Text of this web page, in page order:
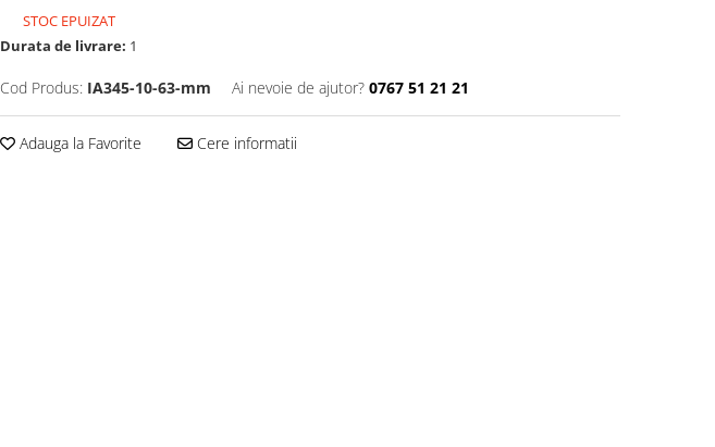
STOC EPUIZAT
Durata de livrare: 1
Cod Produs: IA345-10-63-mm Ai nevoie de ajutor? 0767 51 21 21
Adauga la Favorite Cere informatii